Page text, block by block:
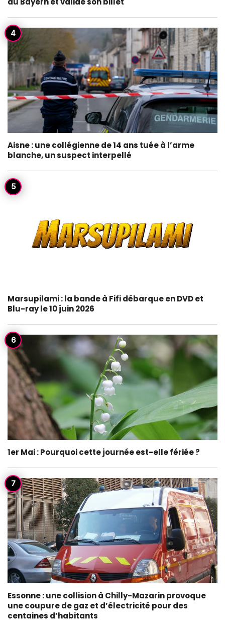
Aisne : une collégienne de 14 ans tuée à l’arme
blanche, un suspect interpellé
Marsupilami : la bande à Fifi débarque en DVD et
Blu-ray le 10 juin 2026
1er Mai : Pourquoi cette journée est-elle fériée ?
Essonne : une collision à Chilly-Mazarin provoque
une coupure de gaz et d’électricité pour des
centaines d’habitants